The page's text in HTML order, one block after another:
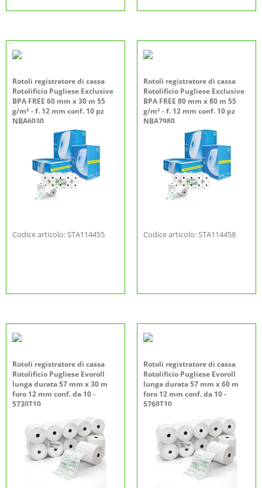
Rotoli registratore di cassa
Rotolificio Pugliese Exclusive
BPA FREE 60 mm x 30 m 55
g/m² - f. 12 mm conf. 10 pz
NBA6030
Codice articolo: STA114455
Rotoli registratore di cassa
Rotolificio Pugliese Exclusive
BPA FREE 80 mm x 80 m 55
g/m² - f. 12 mm conf. 10 pz
NBA7980
Codice articolo: STA114458
Rotoli registratore di cassa
Rotolificio Pugliese Evoroll
lunga durata 57 mm x 30 m
foro 12 mm conf. da 10 -
5730T10
Rotoli registratore di cassa
Rotolificio Pugliese Evoroll
lunga durata 57 mm x 60 m
foro 12 mm conf. da 10 -
5760T10